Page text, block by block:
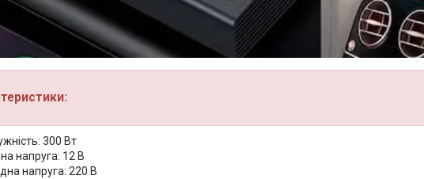
300 Вт
напруга: 12 В
напруга: 220 В